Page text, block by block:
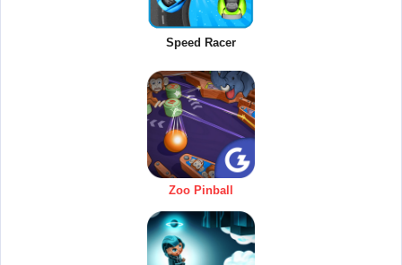
Speed Racer
Zoo Pinball